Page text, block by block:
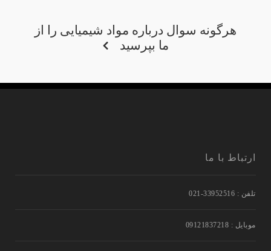
هرگونه سوال درباره مواد شیمیایی را از
ما بپرسید
ارتباط با ما
تلفن : 33952516-021
موبایل : 09121837218